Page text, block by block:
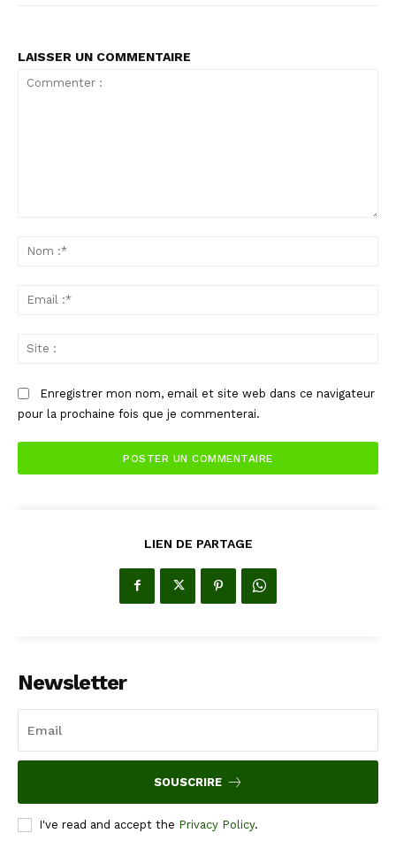
LAISSER UN COMMENTAIRE
Enregistrer mon nom, email et site web dans ce navigateur
pour la prochaine fois que je commenterai.
LIEN DE PARTAGE
Newsletter
SOUSCRIRE
I've read and accept the Privacy Policy.